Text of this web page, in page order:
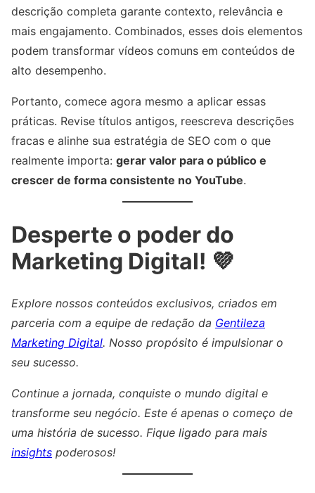
descrição completa garante contexto, relevância e
mais engajamento. Combinados, esses dois elementos
podem transformar vídeos comuns em conteúdos de
alto desempenho.
Portanto, comece agora mesmo a aplicar essas
práticas. Revise títulos antigos, reescreva descrições
fracas e alinhe sua estratégia de SEO com o que
realmente importa: gerar valor para o público e
crescer de forma consistente no YouTube.
Desperte o poder do
Marketing Digital! 💜
Explore nossos conteúdos exclusivos, criados em
parceria com a equipe de redação da Gentileza
Marketing Digital. Nosso propósito é impulsionar o
seu sucesso.
Continue a jornada, conquiste o mundo digital e
transforme seu negócio. Este é apenas o começo de
uma história de sucesso. Fique ligado para mais
insights poderosos!